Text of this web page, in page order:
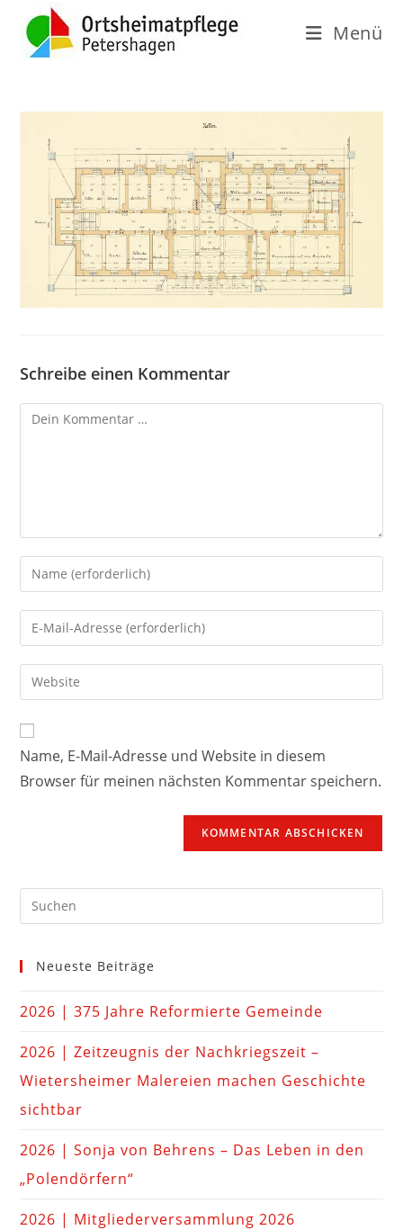
Menü
Schreibe einen Kommentar
Name, E-Mail-Adresse und Website in diesem
Browser für meinen nächsten Kommentar speichern.
Neueste Beiträge
2026 | 375 Jahre Reformierte Gemeinde
2026 | Zeitzeugnis der Nachkriegszeit –
Wietersheimer Malereien machen Geschichte
sichtbar
2026 | Sonja von Behrens – Das Leben in den
„Polendörfern“
2026 | Mitgliederversammlung 2026